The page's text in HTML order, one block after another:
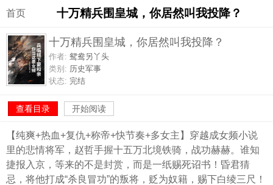
首页 十万精兵围皇城，你居然叫我投降？
十万精兵围皇城，你居然叫我投降？
作者: 鸳鸯另丫头
类别: 历史军事
状态: 完结
查看目录 开始阅读
【纯爽+热血+复仇+称帝+快节奏+多女主】穿越成女频小说
里的悲情将军，赵哲手握十五万北境铁骑，战功赫赫。谁知
捷报入京，等来的不是封赏，而是一纸赐死诏书！昏君猜
忌，将他打成“杀良冒功”的叛将，贬为奴籍，赐下白绫三尺！